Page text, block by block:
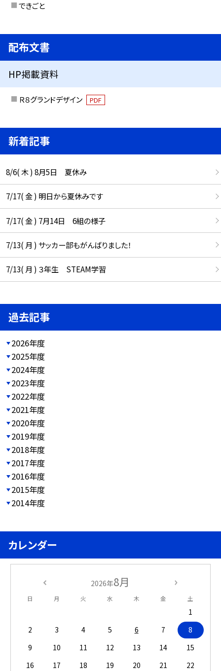
できごと
配布文書
HP掲載資料
Ｒ８グランドデザイン PDF
新着記事
8/6( 木 ) 8月5日 夏休み
7/17( 金 ) 明日から夏休みです
7/17( 金 ) 7月14日 6組の様子
7/13( 月 ) サッカー部もがんばりました！
7/13( 月 ) ３年生 STEAM学習
過去記事
2026年度
2025年度
2024年度
2023年度
2022年度
2021年度
2020年度
2019年度
2018年度
2017年度
2016年度
2015年度
2014年度
カレンダー
2026年8月
日 月 火 水 木 金 土
1
2
3 4 5 6 7
8
9
10 11 12 13 14
15
16
17 18 19 20 21
22